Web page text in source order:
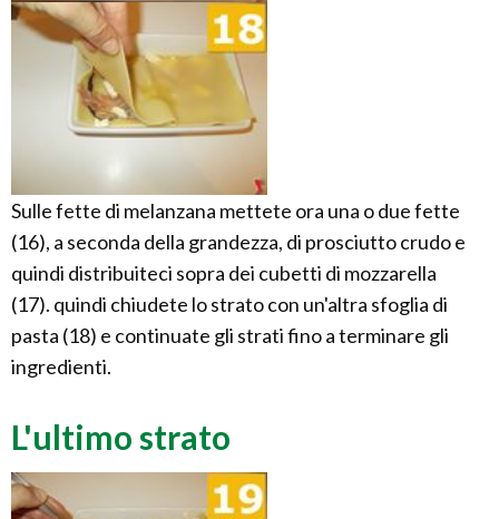
Sulle fette di melanzana mettete ora una o due fette
(16), a seconda della grandezza, di prosciutto crudo e
quindi distribuiteci sopra dei cubetti di mozzarella
(17). quindi chiudete lo strato con un'altra sfoglia di
pasta (18) e continuate gli strati fino a terminare gli
ingredienti.
L'ultimo strato